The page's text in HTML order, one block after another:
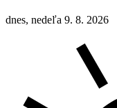
dnes, nedeľa 9. 8. 2026